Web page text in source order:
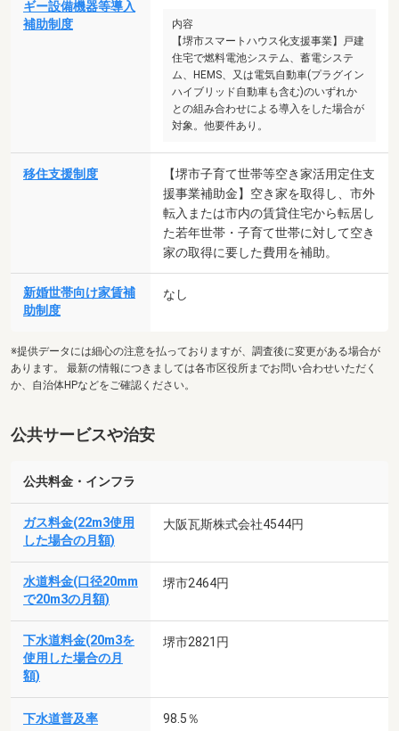
ギー設備機器等導入
補助制度
内容
【堺市スマートハウス化支援事業】戸建
住宅で燃料電池システム、蓄電システ
ム、HEMS、又は電気自動車(プラグイン
ハイブリッド自動車も含む)のいずれか
との組み合わせによる導入をした場合が
対象。他要件あり。
移住支援制度
【堺市子育て世帯等空き家活用定住支
援事業補助金】空き家を取得し、市外
転入または市内の賃貸住宅から転居し
た若年世帯・子育て世帯に対して空き
家の取得に要した費用を補助。
新婚世帯向け家賃補
助制度
なし
※提供データには細心の注意を払っておりますが、調査後に変更がある場合が
あります。 最新の情報につきましては各市区役所までお問い合わせいただく
か、自治体HPなどをご確認ください。
公共サービスや治安
公共料金・インフラ
ガス料金(22m3使用
した場合の月額)
大阪瓦斯株式会社4544円
水道料金(口径20mm
で20m3の月額)
堺市2464円
下水道料金(20m3を
使用した場合の月
額)
堺市2821円
下水道普及率 98.5％